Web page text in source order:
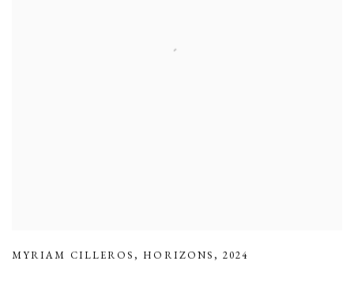
MYRIAM CILLEROS , HORIZONS ,2024